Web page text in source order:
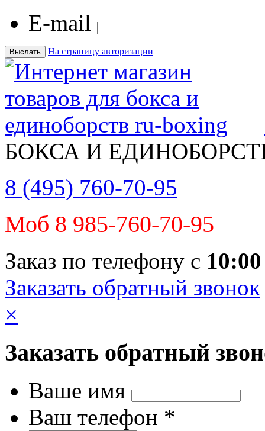
E-mail
На страницу авторизации
БОКСА И
8 (495) 760-70-95
Моб 8 985-760-70-95
Заказ по телефону с 10:00
Заказать обратный звонок
×
Заказать обратный
Ваше имя
Ваш телефон *